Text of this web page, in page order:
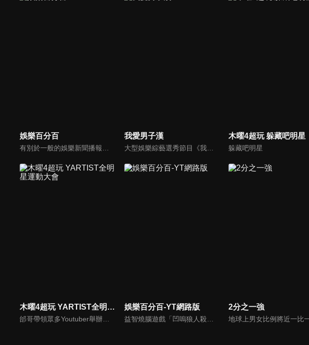
娛樂百分百 我愛男子漢
大型娛樂綜藝選秀節目《我愛男子漢》強勢登場！打造全新華語男子團體！各個參賽者無不卯足全力，使出看家本領只為登上夢想殿堂！為了擄獲評審芳心，哪些參賽者會使出意想不到的絕招呢？獨家精彩內容搶先看，想知道有什麼大來賓大駕光臨？想知道有那些爆笑互動內容？
木曜4超玩 躲藏吧明星
躲藏吧明星
木曜4超玩 YARTIST全明星運動大會
邰哥帶領眾多Youtuber舉辦運動會，全部人都動起來！木曜4超玩傾盡全力全新大型力作，集結YARTIST一同揮灑汗水爭取榮譽！
娛樂百分百-YT網路版
益智燒腦遊戲「凹嗚狼人殺」激發你的邏輯推理能力，偶像巨星雲集，全球娛樂資訊，一手掌握不脫節！2025全新升級改版，盡在《娛樂百分百-YT網路版》！
2分之一強